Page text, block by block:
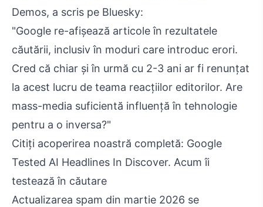
Demos, a scris pe Bluesky:
"Google re-afișează articole în rezultatele
căutării, inclusiv în moduri care introduc erori.
Cred că chiar și în urmă cu 2-3 ani ar fi renunțat
la acest lucru de teama reacțiilor editorilor. Are
mass-media suficientă influență în tehnologie
pentru a o inversa?"
Citiți acoperirea noastră completă: Google
Tested AI Headlines In Discover. Acum îi
testează în căutare
Actualizarea spam din martie 2026 se